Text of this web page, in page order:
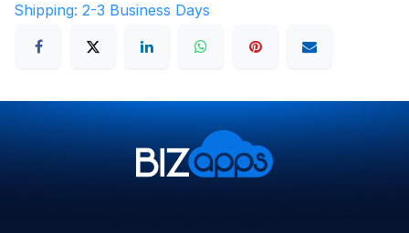
Shipping: 2-3 Business Days